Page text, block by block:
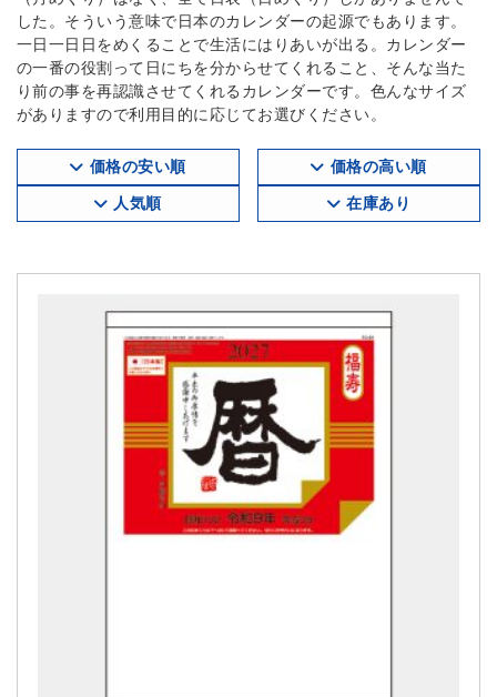
した。そういう意味で日本のカレンダーの起源でもあります。
一日一日日をめくることで生活にはりあいが出る。カレンダー
の一番の役割って日にちを分からせてくれること、そんな当た
り前の事を再認識させてくれるカレンダーです。色んなサイズ
がありますので利用目的に応じてお選びください。
価格の安い順 価格の高い順
人気順 在庫あり